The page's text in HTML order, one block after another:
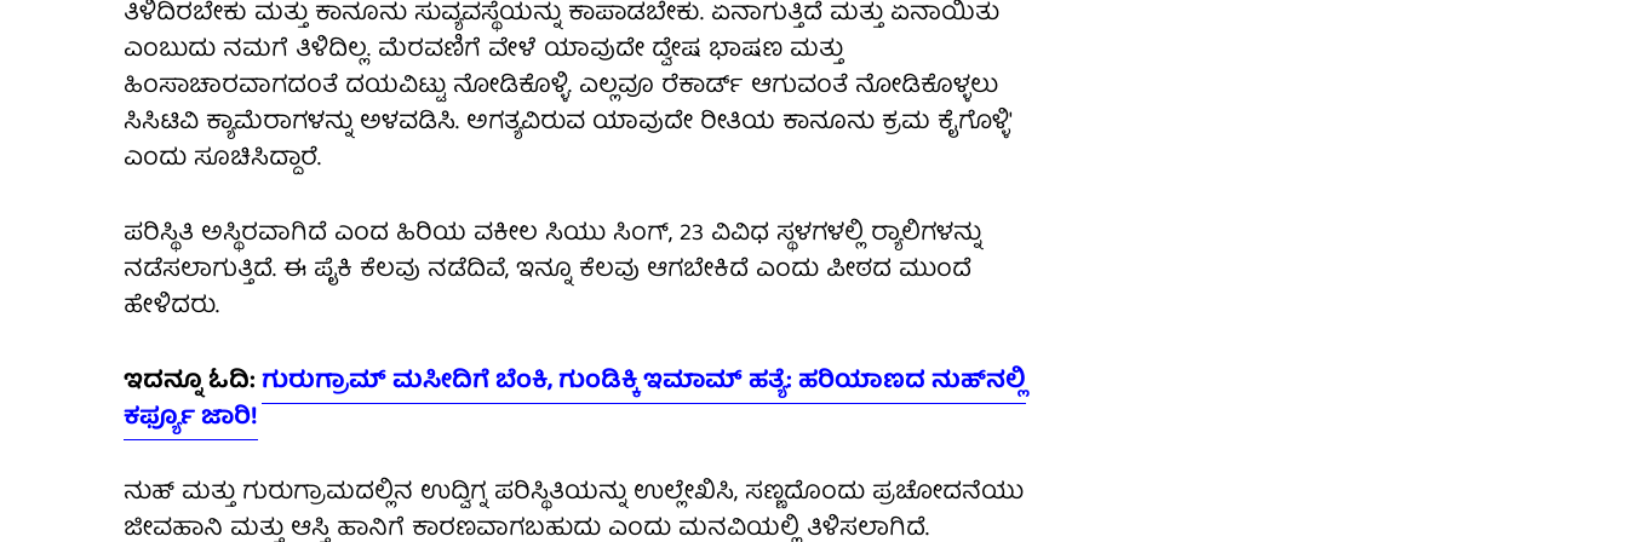
ತಿಳಿದಿರಬೇಕು ಮತ್ತು ಕಾನೂನು ಸುವ್ಯವಸ್ಥೆಯನ್ನು ಕಾಪಾಡಬೇಕು. ಏನಾಗುತ್ತಿದೆ ಮತ್ತು ಏನಾಯಿತು
ಎಂಬುದು ನಮಗೆ ತಿಳಿದಿಲ್ಲ. ಮೆರವಣಿಗೆ ವೇಳೆ ಯಾವುದೇ ದ್ವೇಷ ಭಾಷಣ ಮತ್ತು
ಹಿಂಸಾಚಾರವಾಗದಂತೆ ದಯವಿಟ್ಟು ನೋಡಿಕೊಳ್ಳಿ. ಎಲ್ಲವೂ ರೆಕಾರ್ಡ್ ಆಗುವಂತೆ ನೋಡಿಕೊಳ್ಳಲು
ಸಿಸಿಟಿವಿ ಕ್ಯಾಮೆರಾಗಳನ್ನು ಅಳವಡಿಸಿ. ಅಗತ್ಯವಿರುವ ಯಾವುದೇ ರೀತಿಯ ಕಾನೂನು ಕ್ರಮ ಕೈಗೊಳ್ಳಿ'
ಎಂದು ಸೂಚಿಸಿದ್ದಾರೆ.
ಪರಿಸ್ಥಿತಿ ಅಸ್ಥಿರವಾಗಿದೆ ಎಂದ ಹಿರಿಯ ವಕೀಲ ಸಿಯು ಸಿಂಗ್, 23 ವಿವಿಧ ಸ್ಥಳಗಳಲ್ಲಿ ರ‍್ಯಾಲಿಗಳನ್ನು
ನಡೆಸಲಾಗುತ್ತಿದೆ. ಈ ಪೈಕಿ ಕೆಲವು ನಡೆದಿವೆ, ಇನ್ನೂ ಕೆಲವು ಆಗಬೇಕಿದೆ ಎಂದು ಪೀಠದ ಮುಂದೆ
ಹೇಳಿದರು.
ಇದನ್ನೂ ಓದಿ:ಗುರುಗ್ರಾಮ್ ಮಸೀದಿಗೆ ಬೆಂಕಿ, ಗುಂಡಿಕ್ಕಿ ಇಮಾಮ್ ಹತ್ಯೆ: ಹರಿಯಾಣದ ನುಹ್‌ನಲ್ಲಿ
ಕರ್ಫ್ಯೂ ಜಾರಿ!
ನುಹ್ ಮತ್ತು ಗುರುಗ್ರಾಮದಲ್ಲಿನ ಉದ್ವಿಗ್ನ ಪರಿಸ್ಥಿತಿಯನ್ನು ಉಲ್ಲೇಖಿಸಿ, ಸಣ್ಣದೊಂದು ಪ್ರಚೋದನೆಯು
ಜೀವಹಾನಿ ಮತ್ತು ಆಸ್ತಿ ಹಾನಿಗೆ ಕಾರಣವಾಗಬಹುದು ಎಂದು ಮನವಿಯಲ್ಲಿ ತಿಳಿಸಲಾಗಿದೆ.